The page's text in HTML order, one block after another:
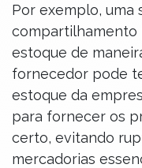
Por exemplo, uma
compartilhamento
estoque de
fornecedor pode
estoque da
para fornecer os
certo, evitando
mercadorias